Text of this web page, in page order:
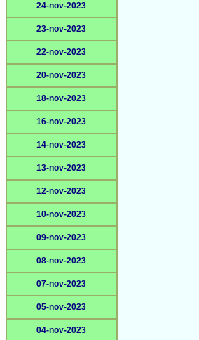
24-nov-2023
23-nov-2023
22-nov-2023
20-nov-2023
18-nov-2023
16-nov-2023
14-nov-2023
13-nov-2023
12-nov-2023
10-nov-2023
09-nov-2023
08-nov-2023
07-nov-2023
05-nov-2023
04-nov-2023